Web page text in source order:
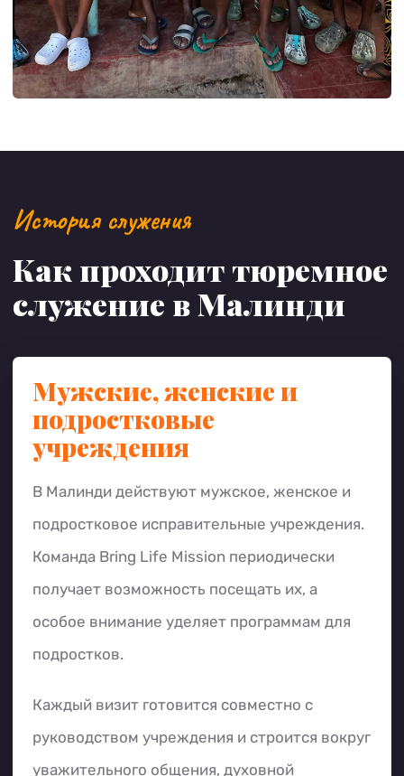
История служения
Как проходит тюремное
служение в Малинди
Мужские, женские и
подростковые
учреждения
В Малинди действуют мужское, женское и
подростковое исправительные учреждения.
Команда Bring Life Mission периодически
получает возможность посещать их, а
особое внимание уделяет программам для
подростков.
Каждый визит готовится совместно с
руководством учреждения и строится вокруг
уважительного общения, духовной